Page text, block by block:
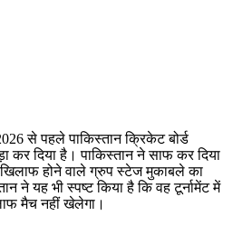
से पहले पाकिस्तान क्रिकेट बोर्ड
कर दिया है। पाकिस्तान ने साफ कर दिया
होने वाले ग्रुप स्टेज मुकाबले का
ने यह भी स्पष्ट किया है कि वह टूर्नामेंट में
मैच नहीं खेलेगा।